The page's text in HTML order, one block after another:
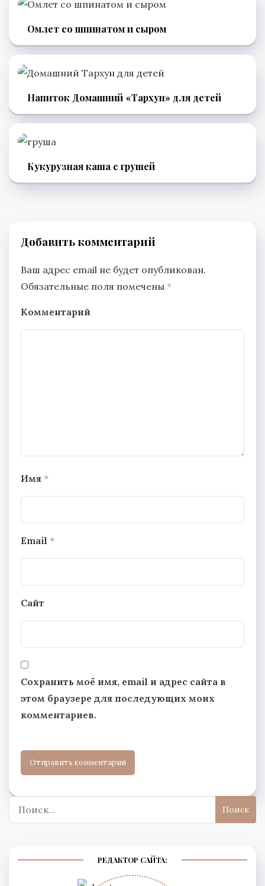
Омлет со шпинатом и сыром
Напиток Домашний «Тархун» для детей
Кукурузная каша с грушей
Добавить комментарий
Ваш адрес email не будет опубликован.
Обязательные поля помечены *
Комментарий
Имя *
Email *
Сайт
Сохранить моё имя, email и адрес сайта в
этом браузере для последующих моих
комментариев.
РЕДАКТОР САЙТА: